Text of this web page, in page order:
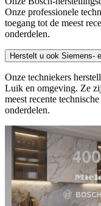
Onze professionele
toegang tot de meest
onderdelen.
Herstelt u ook Siemens-
Onze techniekers
Luik en omgeving. Ze
meest recente
onderdelen.